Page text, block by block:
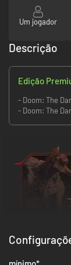
Um jogador
Descrição
Edição
- Doom: The
- Doom: The